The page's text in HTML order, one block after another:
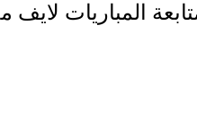
المباريات لايف